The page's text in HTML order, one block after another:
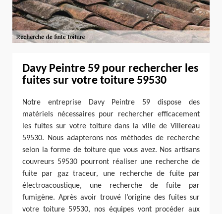
Davy Peintre 59 pour rechercher les
fuites sur votre toiture 59530
Notre entreprise Davy Peintre 59 dispose des
matériels nécessaires pour rechercher efficacement
les fuites sur votre toiture dans la ville de Villereau
59530. Nous adapterons nos méthodes de recherche
selon la forme de toiture que vous avez. Nos artisans
couvreurs 59530 pourront réaliser une recherche de
fuite par gaz traceur, une recherche de fuite par
électroacoustique, une recherche de fuite par
fumigène. Après avoir trouvé l’origine des fuites sur
votre toiture 59530, nos équipes vont procéder aux